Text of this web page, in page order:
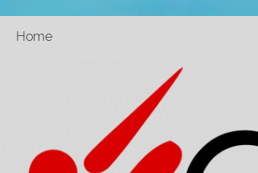
Home